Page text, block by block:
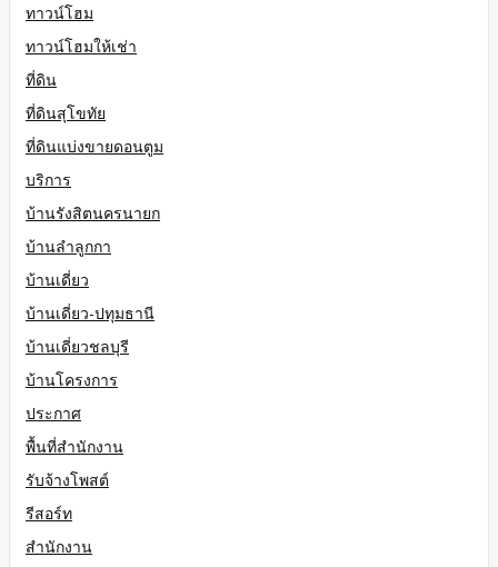
ทาวน์โฮม
ทาวน์โฮมให้เช่า
ที่ดิน
ที่ดินสุโขทัย
ที่ดินแบ่งขายดอนตูม
บริการ
บ้านรังสิตนครนายก
บ้านลำลูกกา
บ้านเดี่ยว
บ้านเดี่ยว-ปทุมธานี
บ้านเดี่ยวชลบุรี
บ้านโครงการ
ประกาศ
พื้นที่สำนักงาน
รับจ้างโพสต์
รีสอร์ท
สำนักงาน